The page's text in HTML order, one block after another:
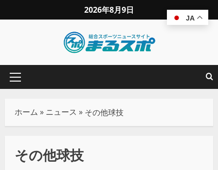
2026年8月9日
ホーム » ニュース » その他球技
その他球技
その他球技 ニュース
JA